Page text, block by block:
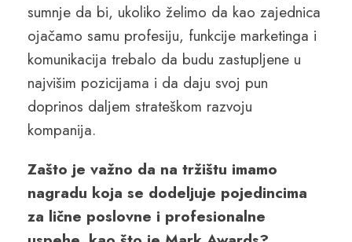
sumnje da bi, ukoliko želimo da kao zajednica
ojačamo samu profesiju, funkcije marketinga i
komunikacija trebalo da budu zastupljene u
najvišim pozicijama i da daju svoj pun
doprinos daljem strateškom razvoju
kompanija.
Zašto je važno da na tržištu imamo
nagradu koja se dodeljuje pojedincima
za lične poslovne i profesionalne